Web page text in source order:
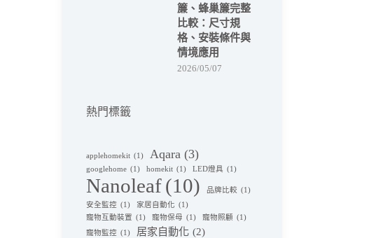
簾、蜂巢簾完整
比較：尺寸規
格、安裝條件與
情境應用
2026/05/07
熱門標籤
applehomekit (1) Aqara (3)
googlehome (1) homekit (1) LED燈具 (1)
Nanoleaf(10) 品牌比較 (1)
安全監控 (1) 家居自動化 (1)
寵物互動裝置 (1) 寵物保母 (1) 寵物照顧 (1)
寵物監控 (1) 居家自動化 (2)